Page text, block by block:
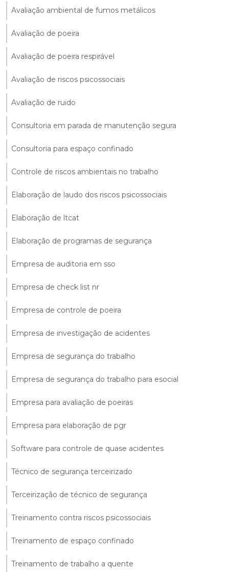
Avaliação ambiental de fumos metálicos
Avaliação de poeira
Avaliação de poeira respirável
Avaliação de riscos psicossociais
Avaliação de ruido
Consultoria em parada de manutenção segura
Consultoria para espaço confinado
Controle de riscos ambientais no trabalho
Elaboração de laudo dos riscos psicossociais
Elaboração de ltcat
Elaboração de programas de segurança
Empresa de auditoria em sso
Empresa de check list nr
Empresa de controle de poeira
Empresa de investigação de acidentes
Empresa de segurança do trabalho
Empresa de segurança do trabalho para esocial
Empresa para avaliação de poeiras
Empresa para elaboração de pgr
Software para controle de quase acidentes
Técnico de segurança terceirizado
Terceirização de técnico de segurança
Treinamento contra riscos psicossociais
Treinamento de espaço confinado
Treinamento de trabalho a quente